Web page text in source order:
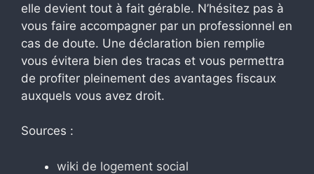
elle devient tout à fait gérable. N’hésitez pas à
vous faire accompagner par un professionnel en
cas de doute. Une déclaration bien remplie
vous évitera bien des tracas et vous permettra
de profiter pleinement des avantages fiscaux
auxquels vous avez droit.
Sources :
wiki de logement social